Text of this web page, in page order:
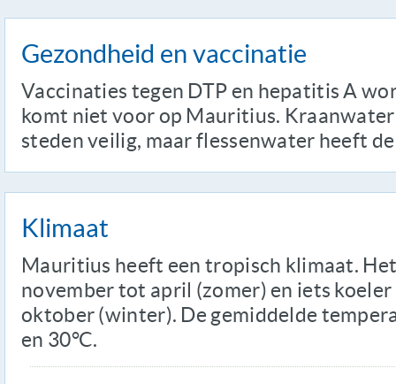
Gezondheid en vaccinatie
Vaccinaties tegen DTP en hepatitis A
komt niet voor op Mauritius. Kraanwater
steden veilig, maar flessenwater heeft
Klimaat
Mauritius heeft een tropisch klimaat.
november tot april (zomer) en iets
oktober (winter). De gemiddelde
en 30°C.